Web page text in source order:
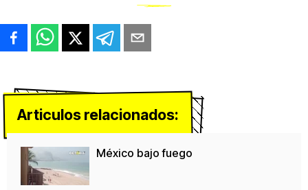
Articulos relacionados:
México bajo fuego